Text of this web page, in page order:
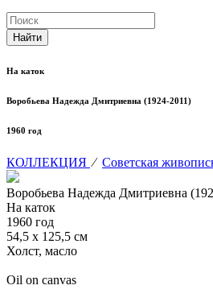
На каток
Воробьева Надежда Дмитриевна (1924-2011)
1960 год
КОЛЛЕКЦИЯ ⁄ Советская
Воробьева Надежда Дмитриевна
На каток
1960 год
54,5 х 125,5 см
Холст, масло
Oil on canvas